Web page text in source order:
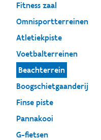
Fitness zaal
Omnisportterreinen
Atletiekpiste
Voetbalterreinen
Beachterrein
Boogschietgaanderij
Finse piste
Pannakooi
G-fietsen